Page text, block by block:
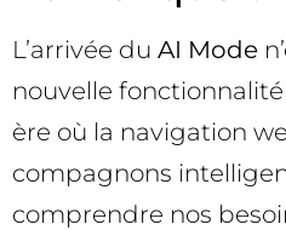
L’arrivée du AI Mode
nouvelle
ère où la navigation
compagnons
comprendre nos